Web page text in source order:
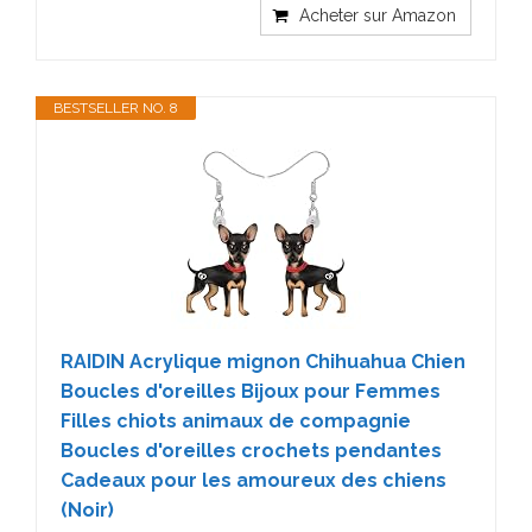
Acheter sur Amazon
BESTSELLER NO. 8
RAIDIN Acrylique mignon Chihuahua Chien
Boucles d'oreilles Bijoux pour Femmes
Filles chiots animaux de compagnie
Boucles d'oreilles crochets pendantes
Cadeaux pour les amoureux des chiens
(Noir)